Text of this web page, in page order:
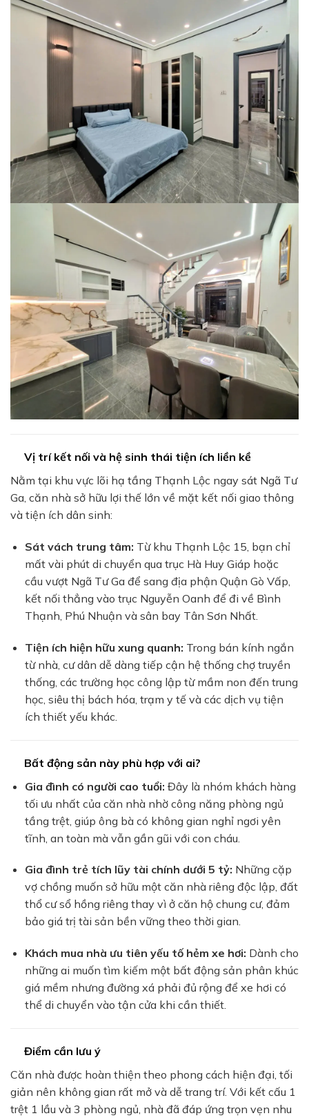
Vị trí kết nối và hệ sinh thái tiện ích liền kề
Nằm tại khu vực lõi hạ tầng Thạnh Lộc ngay sát Ngã Tư
Ga, căn nhà sở hữu lợi thế lớn về mặt kết nối giao thông
và tiện ích dân sinh:
Sát vách trung tâm: Từ khu Thạnh Lộc 15, bạn chỉ
mất vài phút di chuyển qua trục Hà Huy Giáp hoặc
cầu vượt Ngã Tư Ga để sang địa phận Quận Gò Vấp,
kết nối thẳng vào trục Nguyễn Oanh để đi về Bình
Thạnh, Phú Nhuận và sân bay Tân Sơn Nhất.
Tiện ích hiện hữu xung quanh: Trong bán kính ngắn
từ nhà, cư dân dễ dàng tiếp cận hệ thống chợ truyền
thống, các trường học công lập từ mầm non đến trung
học, siêu thị bách hóa, trạm y tế và các dịch vụ tiện
ích thiết yếu khác.
Bất động sản này phù hợp với ai?
Gia đình có người cao tuổi: Đây là nhóm khách hàng
tối ưu nhất của căn nhà nhờ công năng phòng ngủ
tầng trệt, giúp ông bà có không gian nghỉ ngơi yên
tĩnh, an toàn mà vẫn gần gũi với con cháu.
Gia đình trẻ tích lũy tài chính dưới 5 tỷ: Những cặp
vợ chồng muốn sở hữu một căn nhà riêng độc lập, đất
thổ cư sổ hồng riêng thay vì ở căn hộ chung cư, đảm
bảo giá trị tài sản bền vững theo thời gian.
Khách mua nhà ưu tiên yếu tố hẻm xe hơi: Dành cho
những ai muốn tìm kiếm một bất động sản phân khúc
giá mềm nhưng đường xá phải đủ rộng để xe hơi có
thể di chuyển vào tận cửa khi cần thiết.
Điểm cần lưu ý
Căn nhà được hoàn thiện theo phong cách hiện đại, tối
giản nên không gian rất mở và dễ trang trí. Với kết cấu 1
trệt 1 lầu và 3 phòng ngủ, nhà đã đáp ứng trọn vẹn nhu